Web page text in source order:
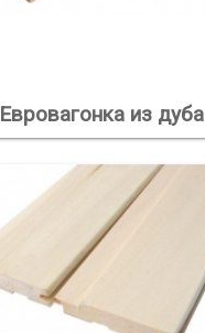
Евровагонка из дуба